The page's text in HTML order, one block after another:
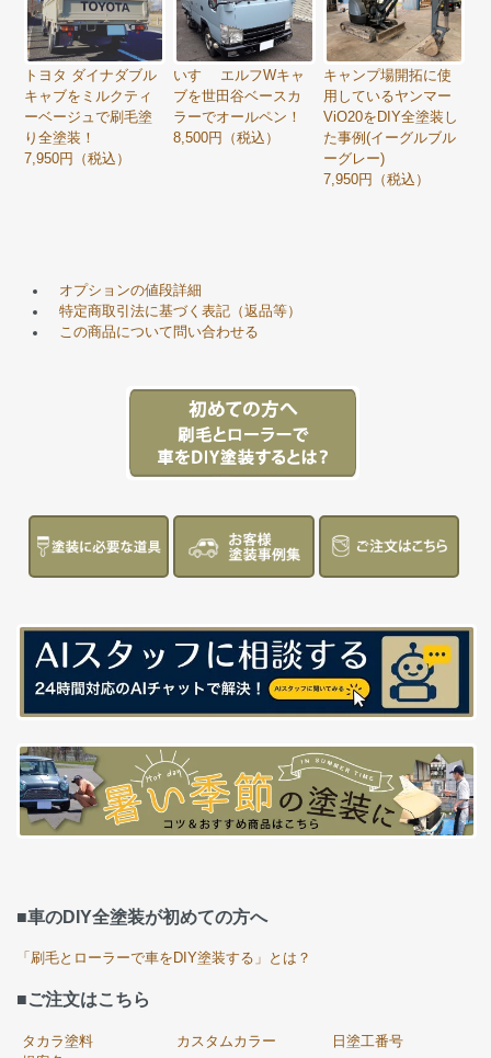
トヨタ ダイナダブル
キャブをミルクティ
ーベージュで刷毛塗
り全塗装！
7,950円（税込）
いすゞ エルフWキャ
ブを世田谷ベースカ
ラーでオールペン！
8,500円（税込）
キャンプ場開拓に使
用しているヤンマー
ViO20をDIY全塗装し
た事例(イーグルブル
ーグレー)
7,950円（税込）
オプションの値段詳細
特定商取引法に基づく表記（返品等）
この商品について問い合わせる
■車のDIY全塗装が初めての方へ
「刷毛とローラーで車をDIY塗装する」とは？
■ご注文はこちら
タカラ塗料
カスタムカラー 日塗工番号